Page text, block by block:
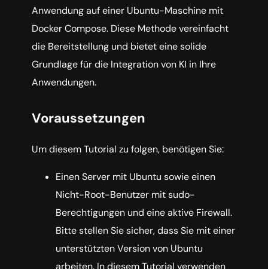
Anwendung auf einer Ubuntu-Maschine mit
Docker Compose. Diese Methode vereinfacht
die Bereitstellung und bietet eine solide
Grundlage für die Integration von KI in Ihre
Anwendungen.
Voraussetzungen
Um diesem Tutorial zu folgen, benötigen Sie:
Einen Server mit Ubuntu sowie einen
Nicht-Root-Benutzer mit sudo-
Berechtigungen und eine aktive Firewall.
Bitte stellen Sie sicher, dass Sie mit einer
unterstützten Version von Ubuntu
arbeiten. In diesem Tutorial verwenden